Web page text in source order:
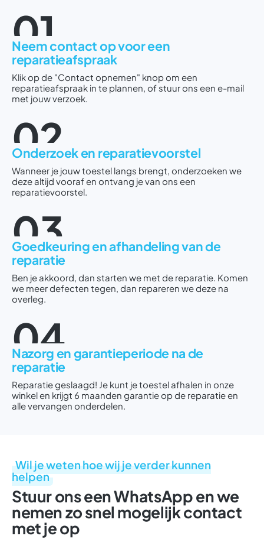
01
Neem contact op voor een
reparatieafspraak
Klik op de "Contact opnemen" knop om een
reparatieafspraak in te plannen, of stuur ons een e-mail
met jouw verzoek.
02
Onderzoek en reparatievoorstel
Wanneer je jouw toestel langs brengt, onderzoeken we
deze altijd vooraf en ontvang je van ons een
reparatievoorstel.
03
Goedkeuring en afhandeling van de
reparatie
Ben je akkoord, dan starten we met de reparatie. Komen
we meer defecten tegen, dan repareren we deze na
overleg.
04
Nazorg en garantieperiode na de
reparatie
Reparatie geslaagd! Je kunt je toestel afhalen in onze
winkel en krijgt 6 maanden garantie op de reparatie en
alle vervangen onderdelen.
Wil je weten hoe wij je verder kunnen
helpen
Stuur ons een WhatsApp en we
nemen zo snel mogelijk contact
met je op